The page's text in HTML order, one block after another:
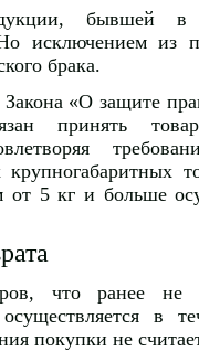
бывшей в
исключением из
брака.
«О защите
принять
крупногабаритных
от 5 кг и больше
что ранее не
в
покупки не